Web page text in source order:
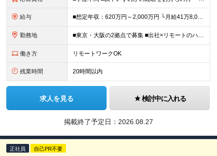
給与 ■想定年収：620万円～2,000万円 └月給41万8,000円〜160万8,400円＋賞与 ※月給には、固定残業代（12万1,700円〜24万2,700円／1ヶ月あたり50時間分）を含みます 固
勤務地 ■東京・大阪の2拠点で募集 ■出社×リモートのハイブリッドワークOK 【東京｜二重橋オフィス】 東京都千代田区丸の内3-2-3 丸の内二重橋ビルディング 【大阪オフィス】 大阪府大阪市中央区今橋4
働き方 リモートワークOK
残業時間 20時間以内
求人を見る 検討中に入れる
掲載終了予定日： 2026.08.27
正社員 自己PR不要